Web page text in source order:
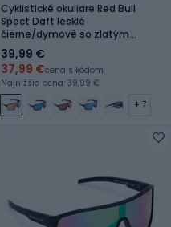
Cyklistické okuliare Red Bull
Spect Daft lesklé
čierne/dymové so zlatým
zrkadlom
39,99 €
37,99 €cena s kódom
Najnižšia cena: 39,99 €
+ 7